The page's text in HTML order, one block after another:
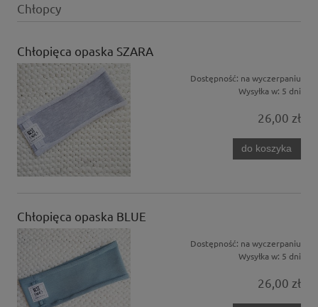
Chłopcy
Chłopięca opaska SZARA
Dostępność: na wyczerpaniu
Wysyłka w: 5 dni
26,00 zł
do koszyka
Chłopięca opaska BLUE
Dostępność: na wyczerpaniu
Wysyłka w: 5 dni
26,00 zł